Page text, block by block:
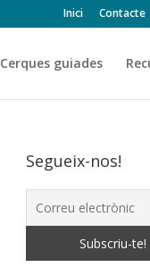
Inici Contacte
Cerques guiades
Segueix-nos!